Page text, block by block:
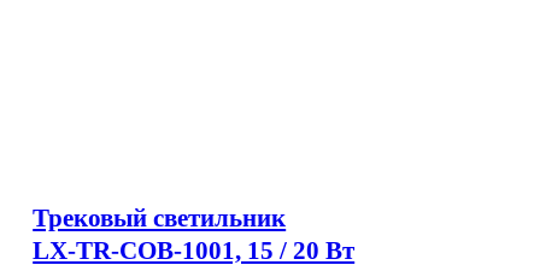
Трековый светильник
LX-TR-COB-1001, 15 / 20 Вт